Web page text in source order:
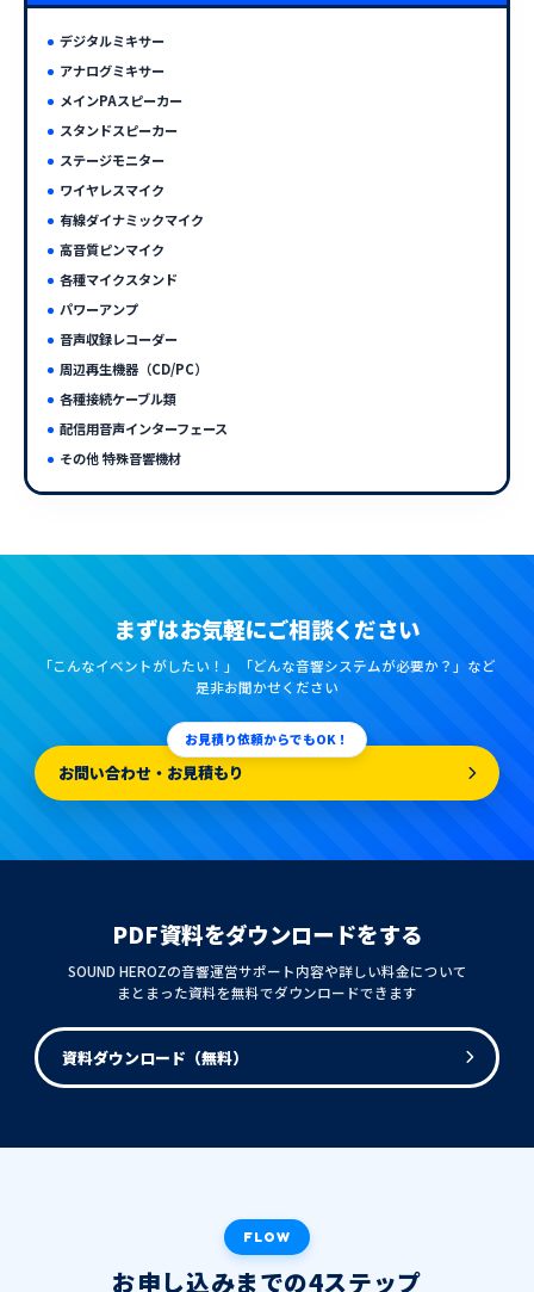
デジタルミキサー
アナログミキサー
メインPAスピーカー
スタンドスピーカー
ステージモニター
ワイヤレスマイク
有線ダイナミックマイク
高音質ピンマイク
各種マイクスタンド
パワーアンプ
音声収録レコーダー
周辺再生機器（CD/PC）
各種接続ケーブル類
配信用音声インターフェース
その他 特殊音響機材
まずはお気軽にご相談ください
「こんなイベントがしたい！」「どんな音響システムが必要か？」など
是非お聞かせください
お見積り依頼からでもOK！
お問い合わせ・お見積もり
PDF資料をダウンロードをする
SOUND HEROZの音響運営サポート内容や詳しい料金について
まとまった資料を無料でダウンロードできます
資料ダウンロード（無料）
FLOW
お申し込みまでの4ステップ